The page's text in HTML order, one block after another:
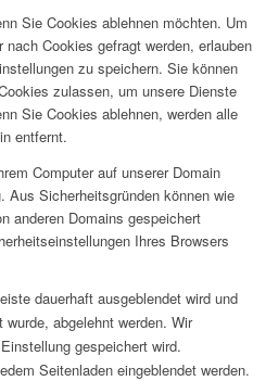
Sie Cookies ablehnen möchten. Um
Cookies gefragt werden, erlauben
zu speichern. Sie können
zulassen, um unsere Dienste
Sie Cookies ablehnen, werden alle
entfernt.
Computer auf unserer Domain
Aus Sicherheitsgründen können wie
anderen Domains gespeichert
Ihres Browsers
dauerhaft ausgeblendet wird und
abgelehnt werden. Wir
gespeichert wird.
Seitenladen eingeblendet werden.